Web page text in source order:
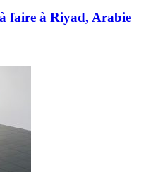
faire à Riyad, Arabie